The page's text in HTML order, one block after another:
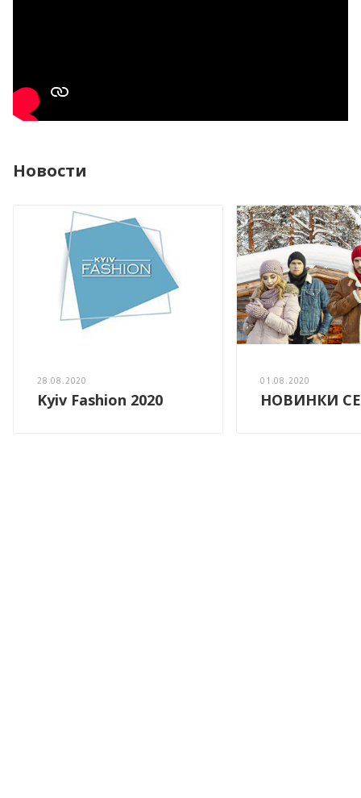
Новости
28.08.2020
Kyiv Fashion 2020
01.08.2020
НОВИНКИ